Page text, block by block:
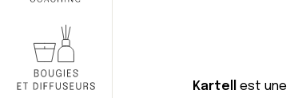
Kartell
est une